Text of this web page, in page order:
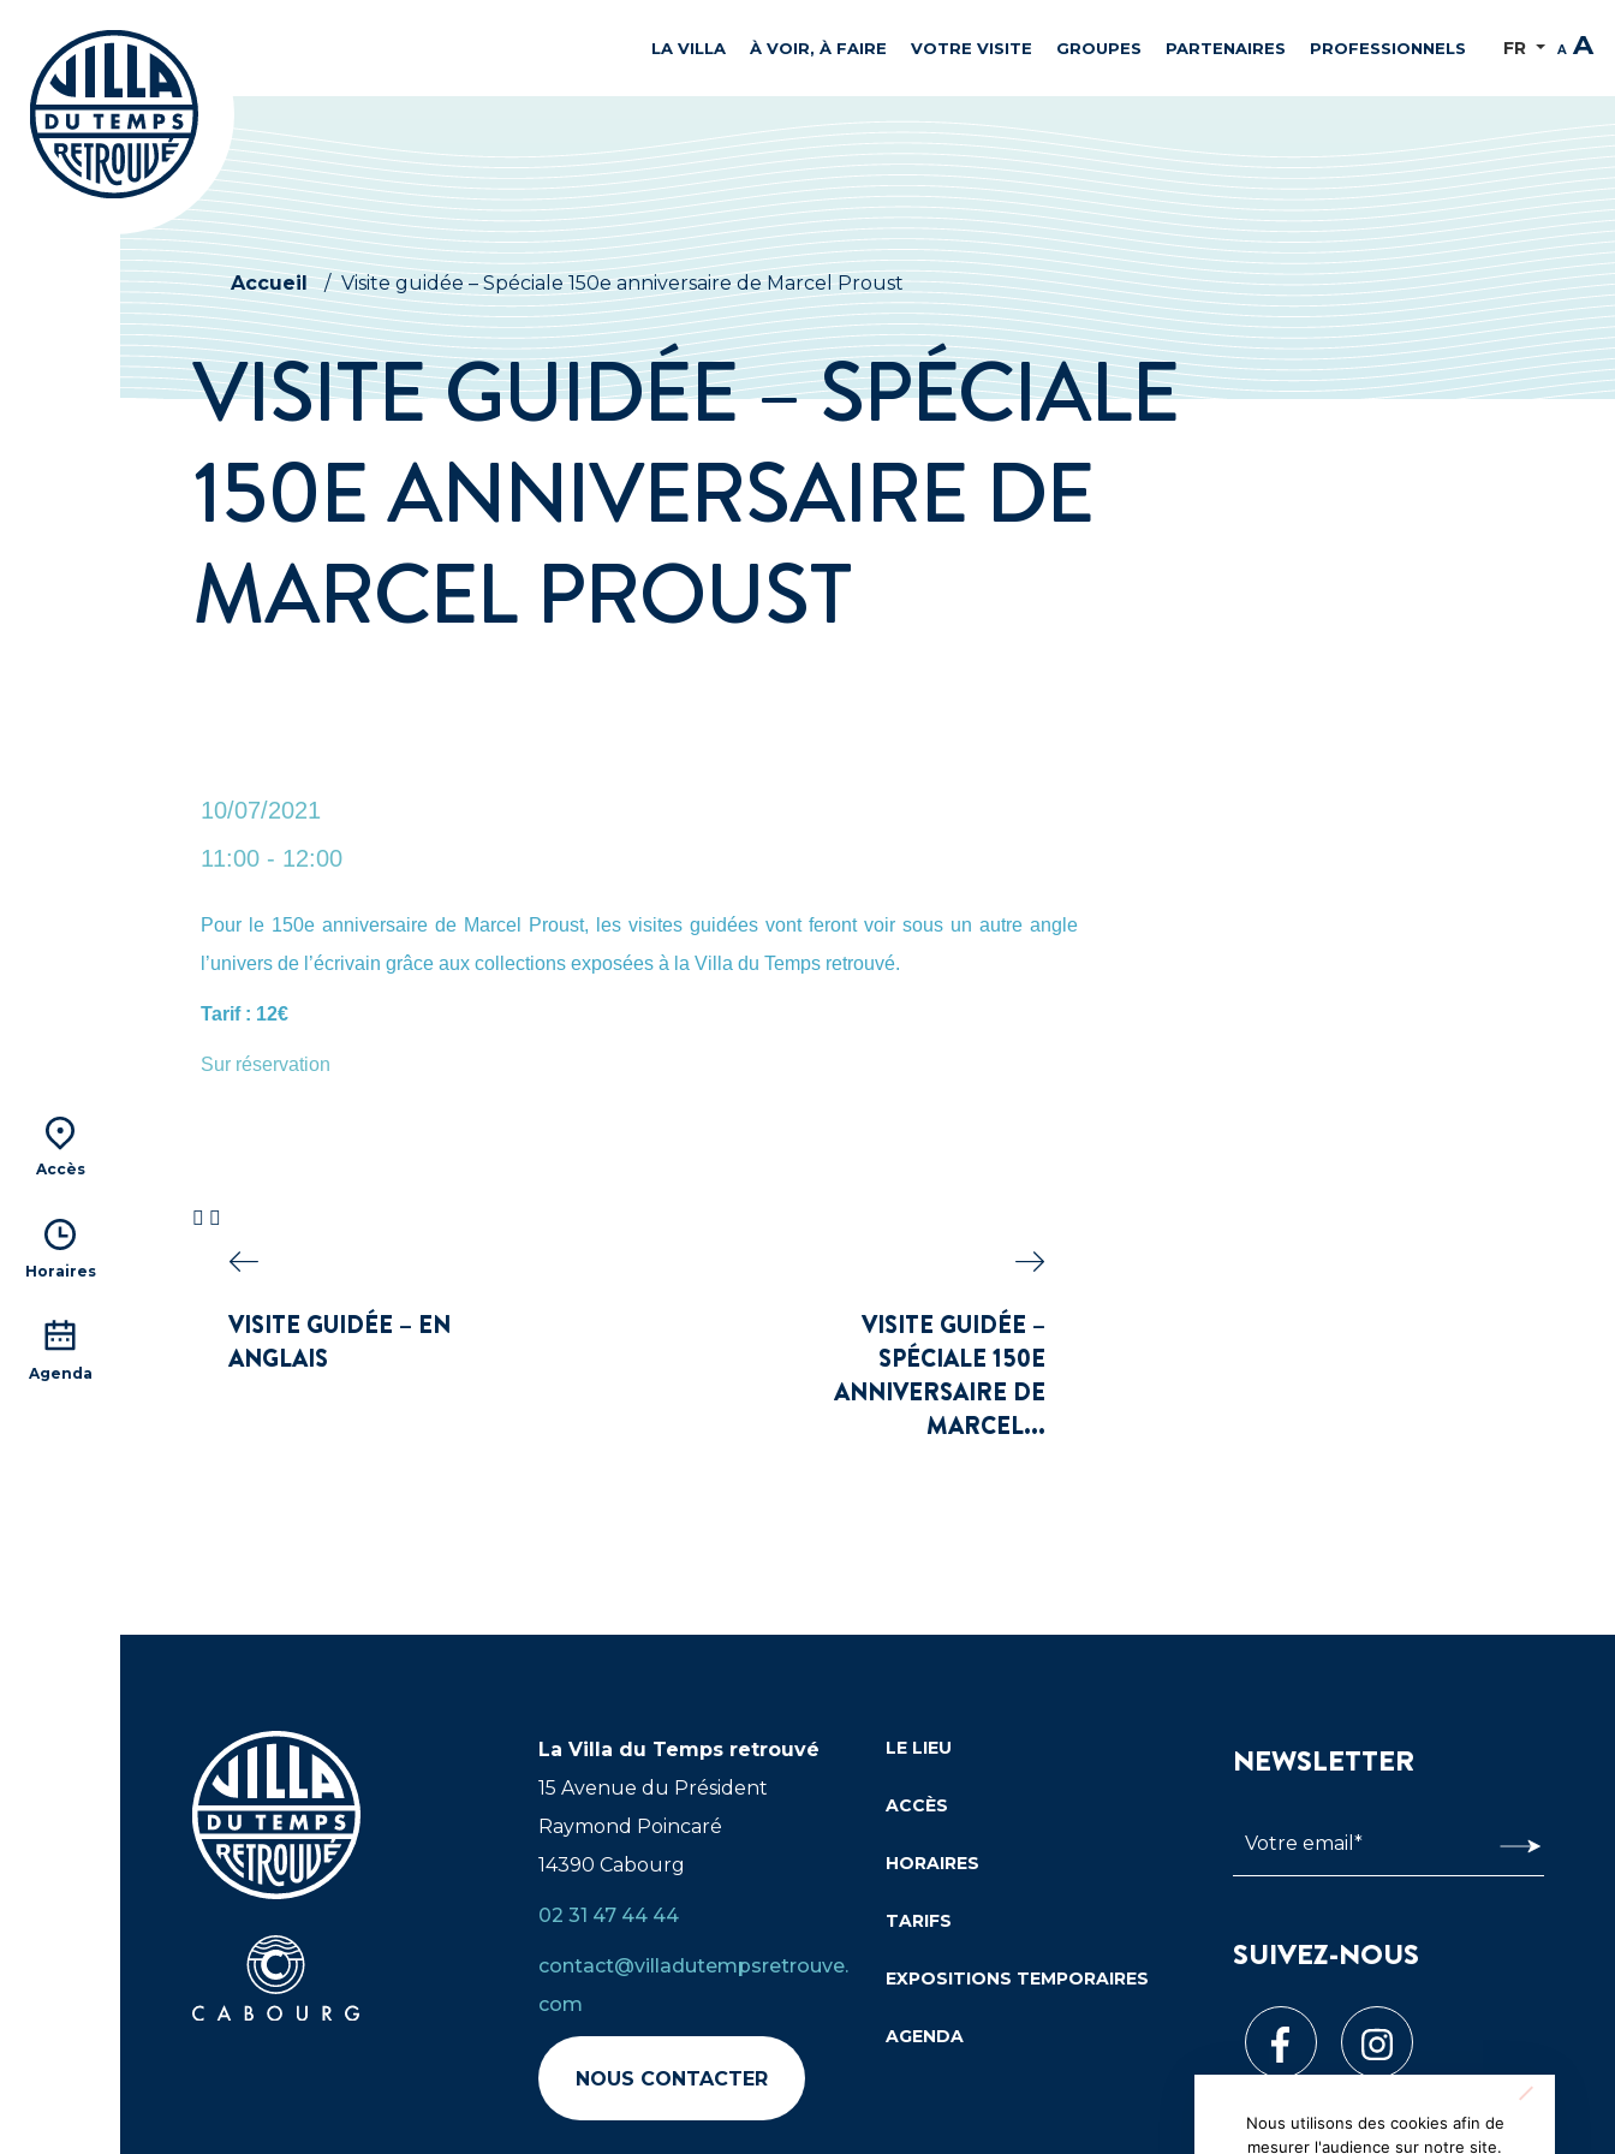
LA VILLA À VOIR, À FAIRE VOTRE VISITE GROUPES PARTENAIRES PROFESSIONNELS FR A A
Accueil / Visite guidée – Spéciale 150e anniversaire de Marcel Proust
VISITE GUIDÉE – SPÉCIALE
150E ANNIVERSAIRE DE
MARCEL PROUST
10/07/2021
11:00 - 12:00
Pour le 150e anniversaire de Marcel Proust, les visites guidées vont feront voir sous un autre angle
l’univers de l’écrivain grâce aux collections exposées à la Villa du Temps retrouvé.
Tarif : 12€
Sur réservation
VISITE GUIDÉE – EN
ANGLAIS
VISITE GUIDÉE –
SPÉCIALE 150E
ANNIVERSAIRE DE
MARCEL...
La Villa du Temps retrouvé
15 Avenue du Président
Raymond Poincaré
14390 Cabourg
02 31 47 44 44
contact@villadutempsretrouve.
com
NOUS CONTACTER
LE LIEU
ACCÈS
HORAIRES
TARIFS
EXPOSITIONS TEMPORAIRES
AGENDA
NEWSLETTER
SUIVEZ-NOUS
Accès
Horaires
Agenda
Nous utilisons des cookies afin de
mesurer l'audience sur notre site.